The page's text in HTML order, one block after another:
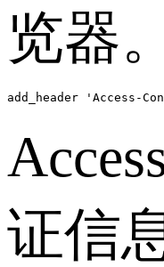
览器。
证信